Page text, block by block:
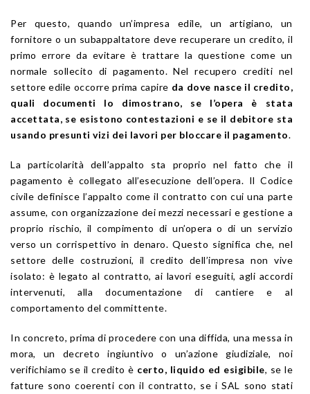
Per questo, quando un’impresa edile, un artigiano, un
fornitore o un subappaltatore deve recuperare un credito, il
primo errore da evitare è trattare la questione come un
normale sollecito di pagamento. Nel recupero crediti nel
settore edile occorre prima capire da dove nasce il credito,
quali documenti lo dimostrano, se l’opera è stata
accettata, se esistono contestazioni e se il debitore sta
usando presunti vizi dei lavori per bloccare il pagamento.
La particolarità dell’appalto sta proprio nel fatto che il
pagamento è collegato all’esecuzione dell’opera. Il Codice
civile definisce l’appalto come il contratto con cui una parte
assume, con organizzazione dei mezzi necessari e gestione a
proprio rischio, il compimento di un’opera o di un servizio
verso un corrispettivo in denaro. Questo significa che, nel
settore delle costruzioni, il credito dell’impresa non vive
isolato: è legato al contratto, ai lavori eseguiti, agli accordi
intervenuti, alla documentazione di cantiere e al
comportamento del committente.
In concreto, prima di procedere con una diffida, una messa in
mora, un decreto ingiuntivo o un’azione giudiziale, noi
verifichiamo se il credito è certo, liquido ed esigibile, se le
fatture sono coerenti con il contratto, se i SAL sono stati